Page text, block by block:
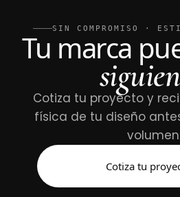
SIN COMPROMISO ·
Tu marca
Cotiza tu proyecto y
física de tu diseño
Cotiza tu